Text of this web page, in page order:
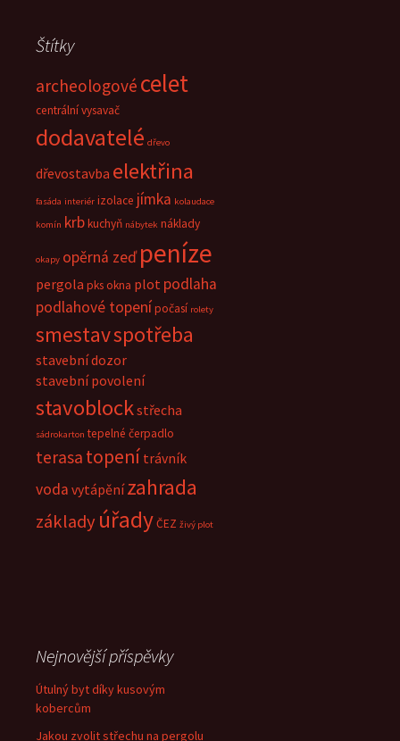
Štítky
archeologové celet
centrální vysavač
dodavatelé dřevo
dřevostavba elektřina
fasáda interiér izolace jímka kolaudace
komín krbkuchyň nábytek náklady
okapy opěrná zeď peníze
pergola pks okna plot podlaha
podlahové topenípočasí rolety
smestavspotřeba
stavební dozor
stavební povolení
stavoblockstřecha
sádrokarton tepelné čerpadlo
terasa topení trávník
voda vytápění zahrada
základyúřadyČEZ živý plot
Nejnovější příspěvky
Útulný byt díky kusovým
kobercům
Jakou zvolit střechu na pergolu